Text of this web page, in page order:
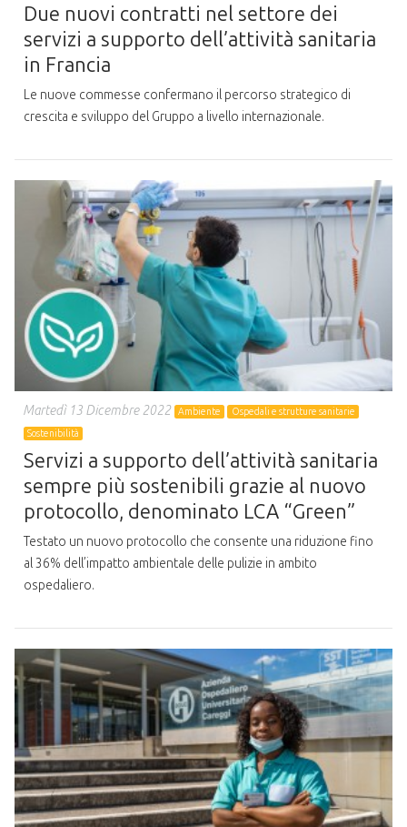
Due nuovi contratti nel settore dei
servizi a supporto dell’attività sanitaria
in Francia
Le nuove commesse confermano il percorso strategico di
crescita e sviluppo del Gruppo a livello internazionale.
Martedì 13 Dicembre 2022 Ambiente
Ospedali e strutture sanitarie
Sostenibilità
Servizi a supporto dell’attività sanitaria
sempre più sostenibili grazie al nuovo
protocollo, denominato LCA “Green”
Testato un nuovo protocollo che consente una riduzione fino
al 36% dell’impatto ambientale delle pulizie in ambito
ospedaliero.